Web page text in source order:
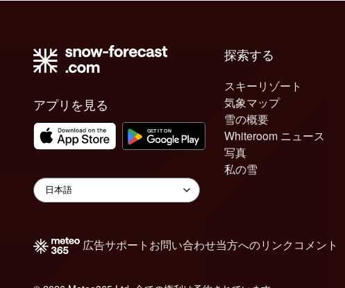
アプリを見る
探索する
スキーリゾート
気象マップ
雪の概要
Whiteroom ニュース
写真
私の雪
広告サポート お問い合わせ当方へのリンク コメント